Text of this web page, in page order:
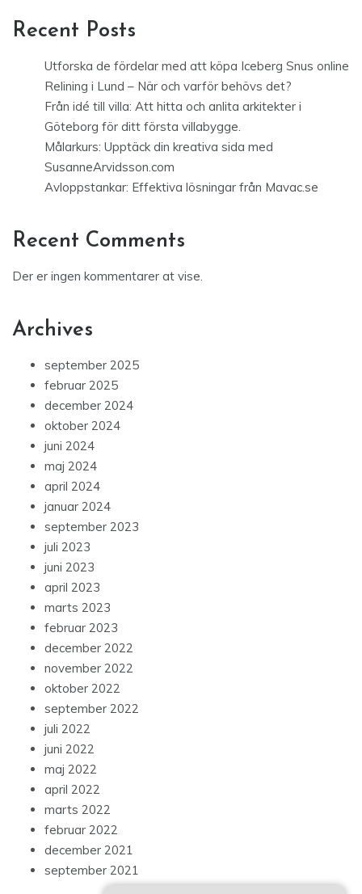
Recent Posts
Utforska de fördelar med att köpa Iceberg Snus online
Relining i Lund – När och varför behövs det?
Från idé till villa: Att hitta och anlita arkitekter i
Göteborg för ditt första villabygge.
Målarkurs: Upptäck din kreativa sida med
SusanneArvidsson.com
Avloppstankar: Effektiva lösningar från Mavac.se
Recent Comments
Der er ingen kommentarer at vise.
Archives
september 2025
februar 2025
december 2024
oktober 2024
juni 2024
maj 2024
april 2024
januar 2024
september 2023
juli 2023
juni 2023
april 2023
marts 2023
februar 2023
december 2022
november 2022
oktober 2022
september 2022
juli 2022
juni 2022
maj 2022
april 2022
marts 2022
februar 2022
december 2021
september 2021